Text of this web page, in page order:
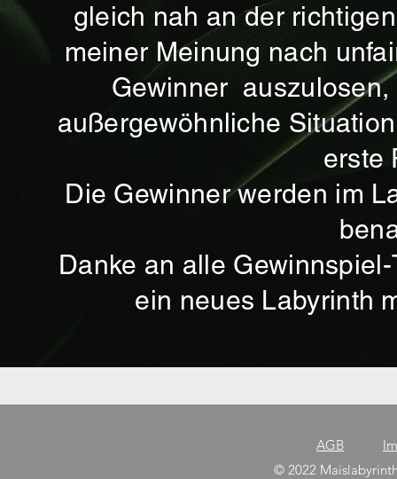
gleich nah an der
meiner Meinung nach
Gewinner
außergewöhnliche
erste
Die Gewinner werden im
Danke an alle
ein neues Labyrinth
AGB
© 2022